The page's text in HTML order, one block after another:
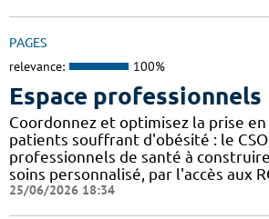
PAGES
relevance: 100%
Espace professionnels
Coordonnez et optimisez la prise
patients souffrant d'obésité : le
professionnels de santé à
soins personnalisé, par l'accès aux
25/06/2026 18:34